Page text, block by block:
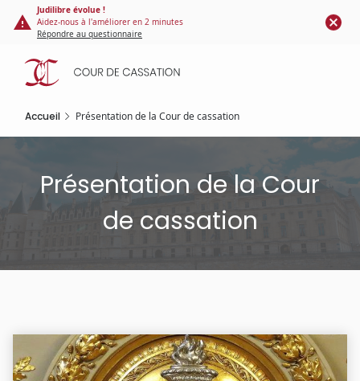
Panneau de gestion des cookies
contenu
principal
Judilibre évolue !
Aidez-nous à l'améliorer en 2 minutes
Répondre au questionnaire
Accueil Présentation de la Cour de cassation
Présentation de la Cour
de cassation